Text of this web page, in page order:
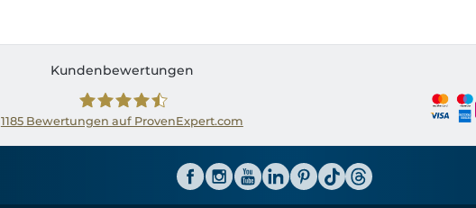
Kundenbewertungen
1185Bewertungen auf ProvenExpert.com